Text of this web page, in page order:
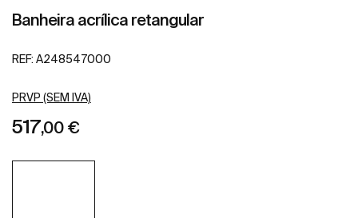
Banheira acrílica retangular
REF: A248547000
PRVP (SEM IVA)
517,00 €